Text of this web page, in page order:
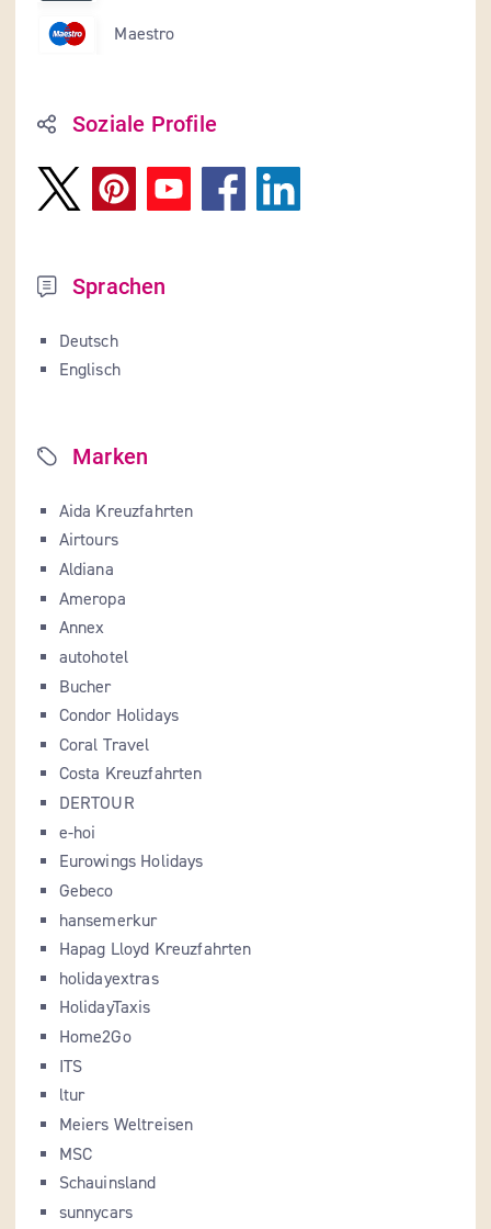
Maestro
Soziale Profile
Sprachen
Deutsch
Englisch
Marken
Aida Kreuzfahrten
Airtours
Aldiana
Ameropa
Annex
autohotel
Bucher
Condor Holidays
Coral Travel
Costa Kreuzfahrten
DERTOUR
e-hoi
Eurowings Holidays
Gebeco
hansemerkur
Hapag Lloyd Kreuzfahrten
holidayextras
HolidayTaxis
Home2Go
ITS
ltur
Meiers Weltreisen
MSC
Schauinsland
sunnycars